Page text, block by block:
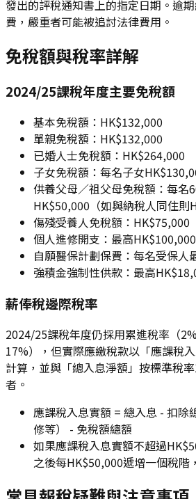
發出的評稅通知書上的指定日期。逾
費，嚴重者可能被追討法律費用。
免稅額與稅率詳解
2024/25課稅年度主要免稅額
基本免稅額：HK$132,000
單親免稅額：HK$132,000
已婚人士免稅額：HK$264,000
子女免稅額：每名子女
供養父母／祖父母免稅額：每名
HK$50,000（如與納稅人同住則
傷殘受養人免稅額：HK$75,000
個人進修開支：最高HK$100,000
自願醫保計劃保費：每名受保人
強積金強制性供款：最高
薪俸稅邊際稅率
2024/25課稅年度仍採用累進稅率（
17%），但實際應繳稅款以「應課稅
計算，並與「總入息淨額」按標準稅
者。
應課稅入息實額 = 總入息 - 扣除
修等） - 免稅額總額
如果應課稅入息實額不超過
之後每HK$50,000遞增一個稅階